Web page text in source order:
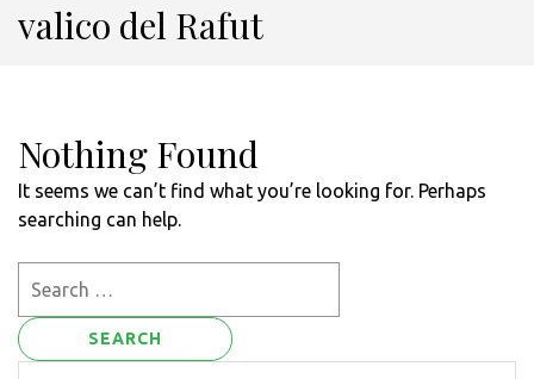
valico del Rafut
Nothing Found
It seems we can’t find what you’re looking for. Perhaps
searching can help.